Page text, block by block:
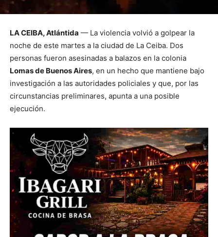
LA CEIBA, Atlántida — La violencia volvió a golpear la
noche de este martes a la ciudad de La Ceiba. Dos
personas fueron asesinadas a balazos en la colonia
Lomas de Buenos Aires, en un hecho que mantiene bajo
investigación a las autoridades policiales y que, por las
circunstancias preliminares, apunta a una posible
ejecución.